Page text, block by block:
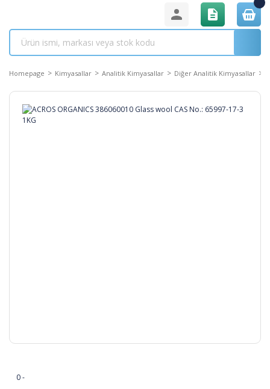
Homepage Kimyasallar Analitik Kimyasallar Diğer Analitik Kimyasallar
0 -